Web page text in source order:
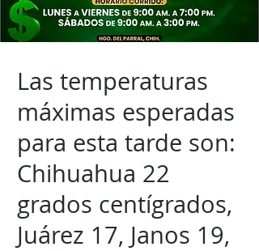
Las temperaturas
máximas esperadas
para esta tarde son:
Chihuahua 22
grados centígrados,
Juárez 17, Janos 19,